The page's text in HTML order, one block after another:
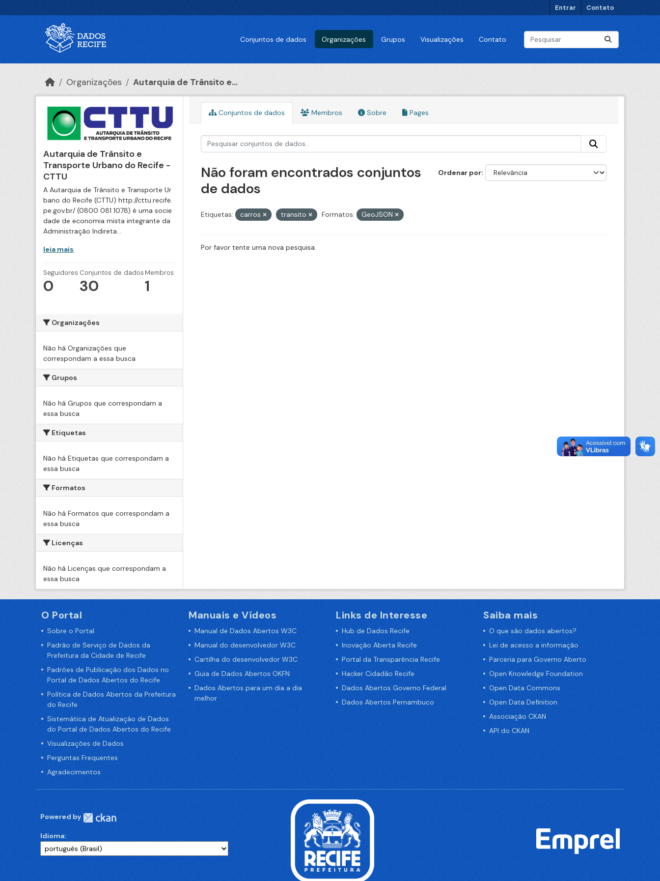
Entrar Contato
Conjuntos de dados Organizações Grupos Visualizações Contato
Organizações Autarquia de Trânsito e...
Autarquia de Trânsito e
Transporte Urbano do Recife -
CTTU
A Autarquia de Trânsito e Transporte Ur
bano do Recife (CTTU) http://cttu.recife.
pe.gov.br/ (0800 081 1078) é uma socie
dade de economia mista integrante da
Administração Indireta...
leia mais
Seguidores
0
Conjuntos de dados
30
Membros
1
Organizações
Não há Organizações que
correspondam a essa busca
Grupos
Não há Grupos que correspondam a
essa busca
Etiquetas
Não há Etiquetas que correspondam a
essa busca
Formatos
Não há Formatos que correspondam a
essa busca
Licenças
Não há Licenças que correspondam a
essa busca
Conjuntos de dados Membros Sobre Pages
Ordenar por
Não foram encontrados conjuntos
de dados
Etiquetas: carros transito Formatos: GeoJSON
Por favor tente uma nova pesquisa.
O Portal
Sobre o Portal
Padrão de Serviço de Dados da
Prefeitura da Cidade de Recife
Padrões de Publicação dos Dados no
Portal de Dados Abertos do Recife
Política de Dados Abertos da Prefeitura
do Recife
Sistemática de Atualização de Dados
do Portal de Dados Abertos do Recife
Visualizações de Dados
Perguntas Frequentes
Agradecimentos
Manuais e Vídeos
Manual de Dados Abertos W3C
Manual do desenvolvedor W3C
Cartilha do desenvolvedor W3C
Guia de Dados Abertos OKFN
Dados Abertos para um dia a dia
melhor
Links de Interesse
Hub de Dados Recife
Inovação Aberta Recife
Portal da Transparência Recife
Hacker Cidadão Recife
Dados Abertos Governo Federal
Dados Abertos Pernambuco
Saiba mais
O que são dados abertos?
Lei de acesso a informação
Parceria para Governo Aberto
Open Knowledge Foundation
Open Data Commons
Open Data Definition
Associação CKAN
API do CKAN
Powered by
Idioma